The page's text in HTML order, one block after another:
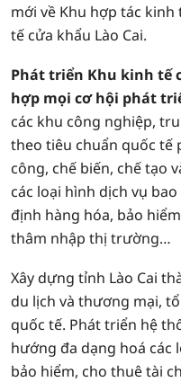
mới về Khu hợp tác
tế cửa khẩu Lào Cai.
Phát triển Khu kinh tế
hợp mọi cơ hội phát
các khu công nghiệp,
theo tiêu chuẩn quốc tế
công, chế biến, chế tạo
các loại hình dịch vụ
định hàng hóa, bảo
thâm nhập thị trường…
Xây dựng tỉnh Lào Cai
du lịch và thương mại,
quốc tế. Phát triển hệ
hướng đa dạng hoá các
bảo hiểm, cho thuê tài